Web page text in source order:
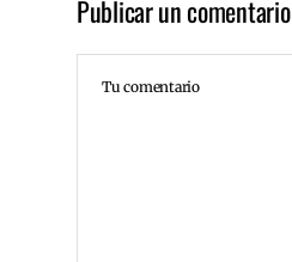
Publicar un comentario